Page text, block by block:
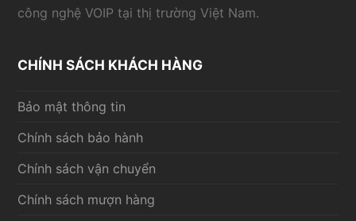
công nghệ VOIP tại thị trường Việt Nam.
CHÍNH SÁCH KHÁCH HÀNG
Bảo mật thông tin
Chính sách bảo hành
Chính sách vận chuyển
Chính sách mượn hàng